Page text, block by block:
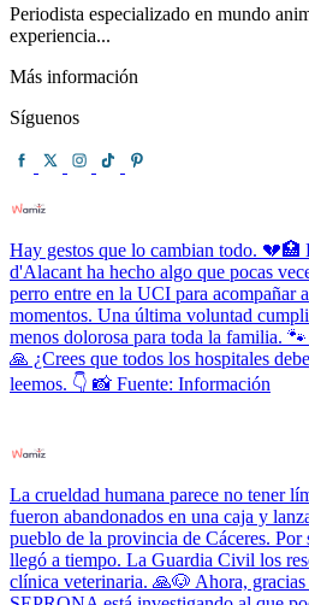
Periodista especializado en mundo
experiencia...
Más información
Síguenos
Hay gestos que lo cambian todo. 💔🏥
d'Alacant ha hecho algo que pocas
perro entre en la UCI para acompañar
momentos. Una última voluntad
menos dolorosa para toda la familia.
🙏 ¿Crees que todos los hospitales
leemos. 👇 📸 Fuente: Información
La crueldad humana parece no tener
fueron abandonados en una caja y
pueblo de la provincia de Cáceres.
llegó a tiempo. La Guardia Civil los
clínica veterinaria. 🙏🐶 Ahora,